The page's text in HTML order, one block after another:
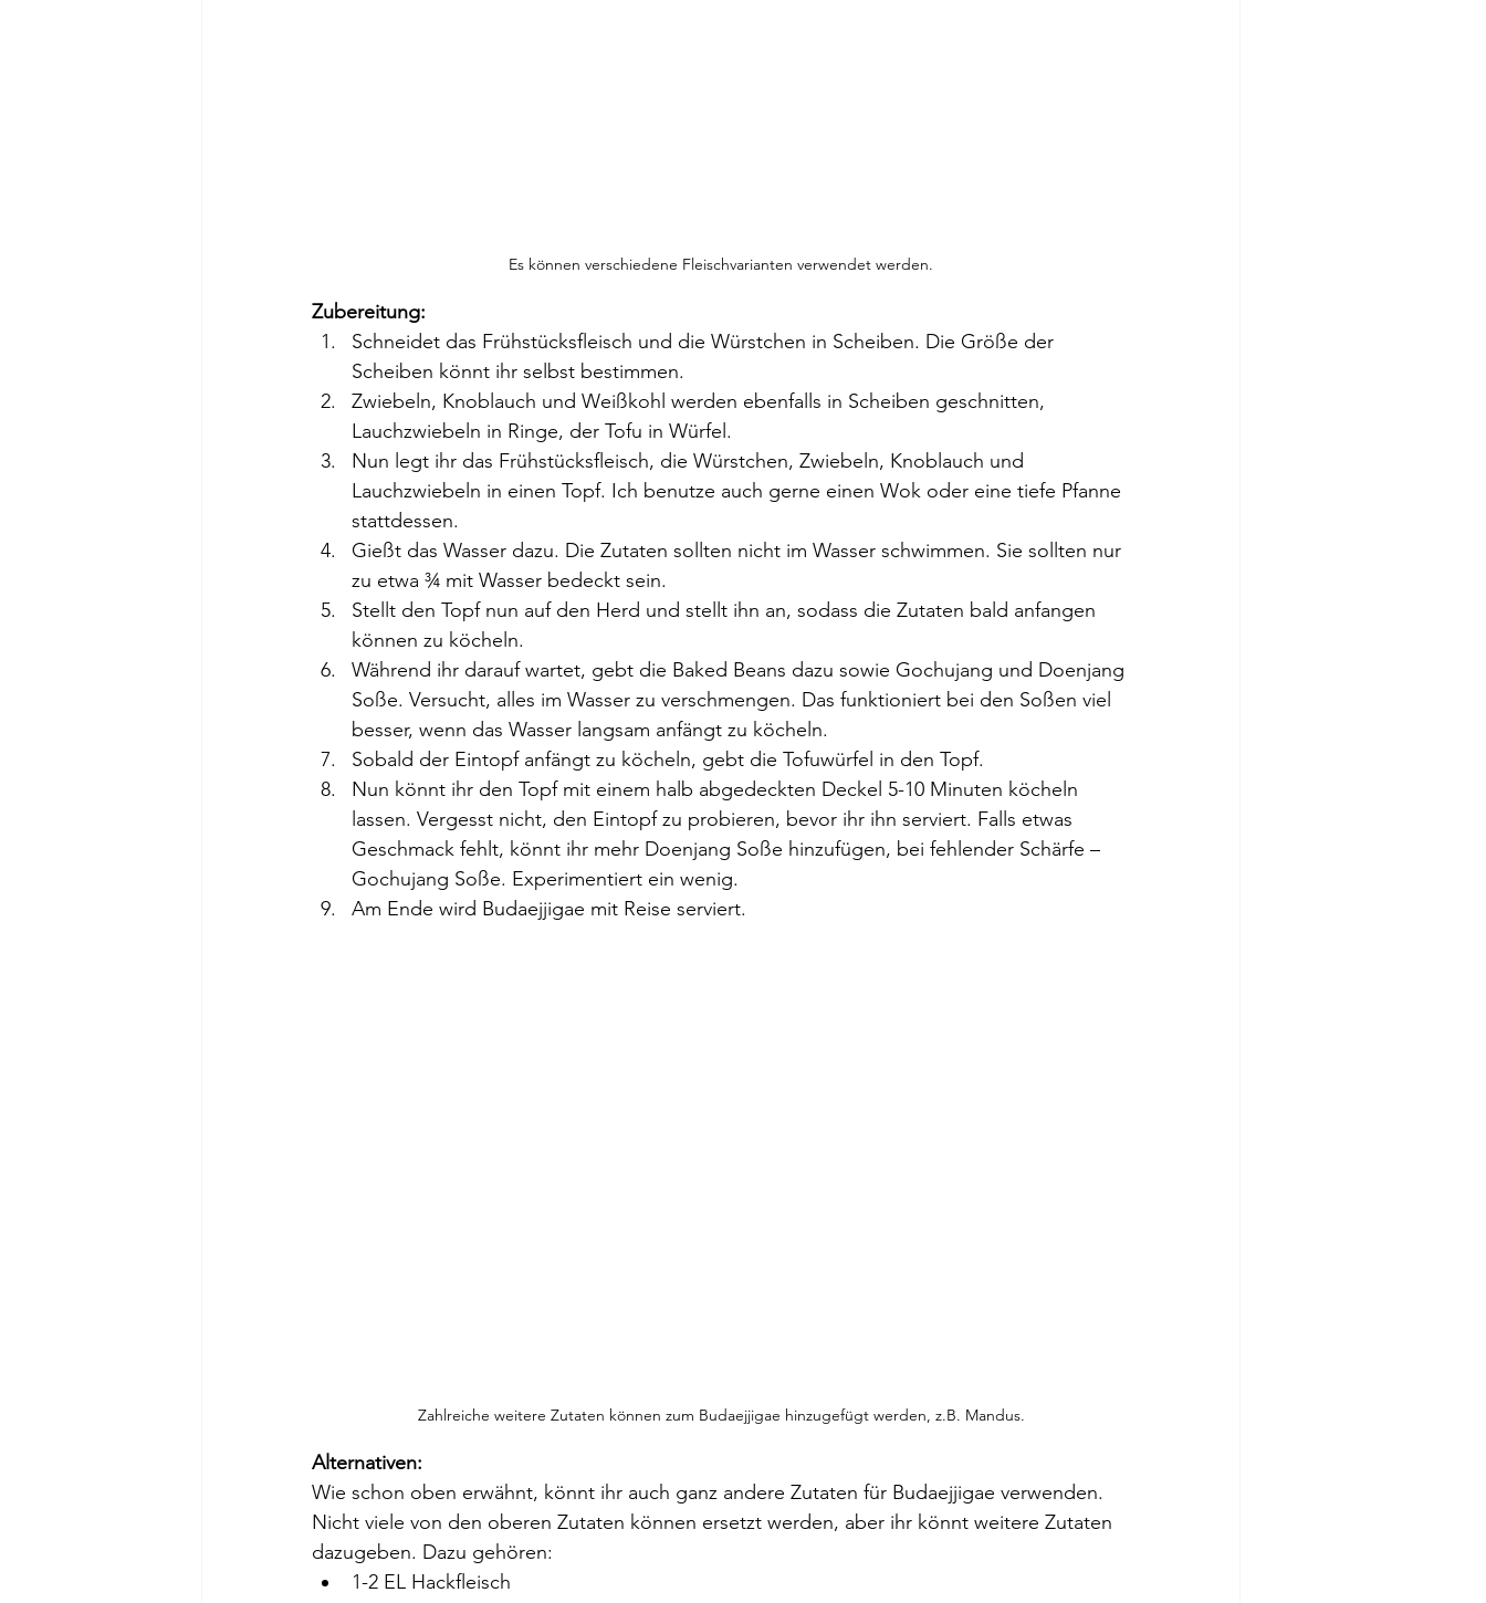
Es können verschiedene Fleischvarianten verwendet werden.
Zubereitung:
Schneidet das Frühstücksfleisch und die Würstchen in Scheiben. Die Größe der
Scheiben könnt ihr selbst bestimmen.
Zwiebeln, Knoblauch und Weißkohl werden ebenfalls in Scheiben geschnitten,
Lauchzwiebeln in Ringe, der Tofu in Würfel.
Nun legt ihr das Frühstücksfleisch, die Würstchen, Zwiebeln, Knoblauch und
Lauchzwiebeln in einen Topf. Ich benutze auch gerne einen Wok oder eine tiefe Pfanne
stattdessen.
Gießt das Wasser dazu. Die Zutaten sollten nicht im Wasser schwimmen. Sie sollten nur
zu etwa ¾ mit Wasser bedeckt sein.
Stellt den Topf nun auf den Herd und stellt ihn an, sodass die Zutaten bald anfangen
können zu köcheln.
Während ihr darauf wartet, gebt die Baked Beans dazu sowie Gochujang und Doenjang
Soße. Versucht, alles im Wasser zu verschmengen. Das funktioniert bei den Soßen viel
besser, wenn das Wasser langsam anfängt zu köcheln.
Sobald der Eintopf anfängt zu köcheln, gebt die Tofuwürfel in den Topf.
Nun könnt ihr den Topf mit einem halb abgedeckten Deckel 5-10 Minuten köcheln
lassen. Vergesst nicht, den Eintopf zu probieren, bevor ihr ihn serviert. Falls etwas
Geschmack fehlt, könnt ihr mehr Doenjang Soße hinzufügen, bei fehlender Schärfe –
Gochujang Soße. Experimentiert ein wenig.
Am Ende wird Budaejjigae mit Reise serviert.
Zahlreiche weitere Zutaten können zum Budaejjigae hinzugefügt werden, z.B. Mandus.
Alternativen:
Wie schon oben erwähnt, könnt ihr auch ganz andere Zutaten für Budaejjigae verwenden.
Nicht viele von den oberen Zutaten können ersetzt werden, aber ihr könnt weitere Zutaten
dazugeben. Dazu gehören:
1-2 EL Hackfleisch